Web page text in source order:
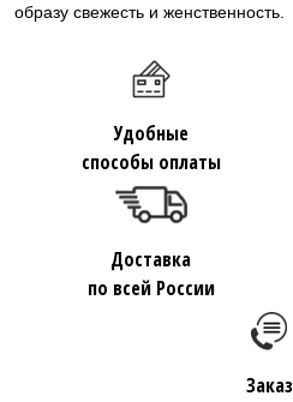
образу свежесть и женственность.
Удобные
способы оплаты
Доставка
по всей России
Заказ